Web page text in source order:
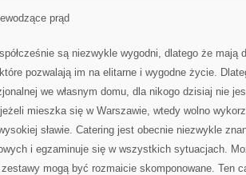
prąd
są niezwykle wygodni, dlatego że mają
pozwalają im na elitarne i wygodne życie.
we własnym domu, dla nikogo dzisiaj nie
mieszka się w Warszawie, wtedy wolno
sławie. Catering jest obecnie niezwykle
i egzaminuje się w wszystkich sytuacjach.
mogą być rozmaicie skomponowane. Ten